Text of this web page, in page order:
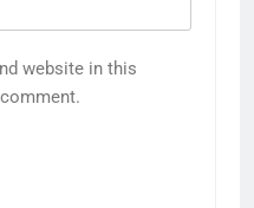
website in this